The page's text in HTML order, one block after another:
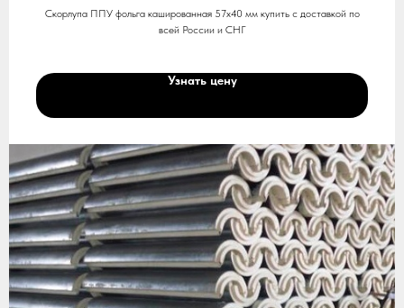
Скорлупа ППУ фольга кашированная 57х40 мм купить с доставкой по
всей России и СНГ
Узнать цену